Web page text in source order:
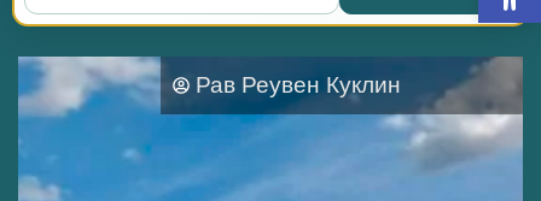
Рав Реувен Куклин